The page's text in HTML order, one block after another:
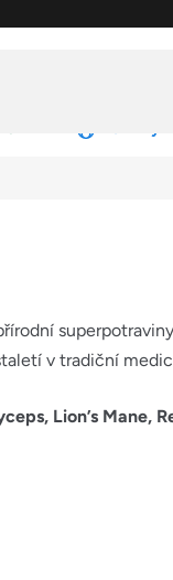
v tradiční
Lion’s Mane,